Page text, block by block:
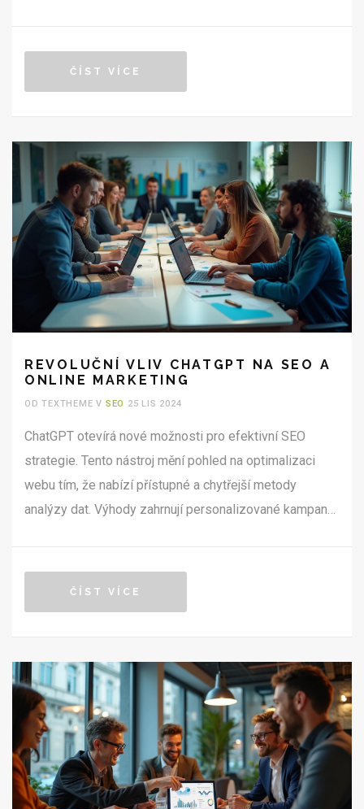
klíčový pro úspěšné reklamy. Přináší také výzvy,
ČÍST VÍCE
REVOLUČNÍ VLIV CHATGPT NA SEO A
ONLINE MARKETING
OD TEXTHEME V SEO 25 LIS 2024
ChatGPT otevírá nové možnosti pro efektivní SEO
strategie. Tento nástroj mění pohled na optimalizaci
webu tím, že nabízí přístupné a chytřejší metody
analýzy dat. Výhody zahrnují personalizované kampaně
marketingu.
ČÍST VÍCE